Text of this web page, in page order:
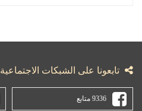
تابعونا على الشبكات الاجتماعية
9336 متابع